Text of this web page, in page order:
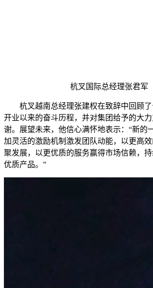
杭叉国际总经理张君军
杭叉越南总经理张建权在致辞中回顾了
开业以来的奋斗历程，并对集团给予的大
谢。展望未来，他信心满怀地表示：“新的
加灵活的激励机制激发团队动能，以更高
聚发展，以更优质的服务赢得市场信赖，
优质产品。”